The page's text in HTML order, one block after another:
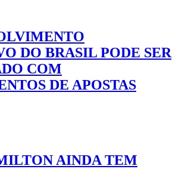
DO BRASIL PODE SER
COM
DE APOSTAS
AINDA TEM